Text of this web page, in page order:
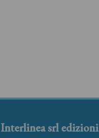
Interlinea srl edizioni